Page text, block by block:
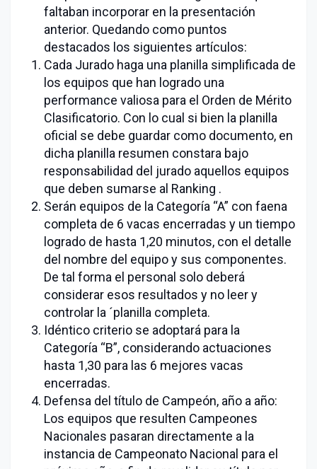
faltaban incorporar en la presentación
anterior. Quedando como puntos
destacados los siguientes artículos:
Cada Jurado haga una planilla simplificada de
los equipos que han logrado una
performance valiosa para el Orden de Mérito
Clasificatorio. Con lo cual si bien la planilla
oficial se debe guardar como documento, en
dicha planilla resumen constara bajo
responsabilidad del jurado aquellos equipos
que deben sumarse al Ranking .
Serán equipos de la Categoría “A” con faena
completa de 6 vacas encerradas y un tiempo
logrado de hasta 1,20 minutos, con el detalle
del nombre del equipo y sus componentes.
De tal forma el personal solo deberá
considerar esos resultados y no leer y
controlar la ´planilla completa.
Idéntico criterio se adoptará para la
Categoría “B”, considerando actuaciones
hasta 1,30 para las 6 mejores vacas
encerradas.
Defensa del título de Campeón, año a año:
Los equipos que resulten Campeones
Nacionales pasaran directamente a la
instancia de Campeonato Nacional para el